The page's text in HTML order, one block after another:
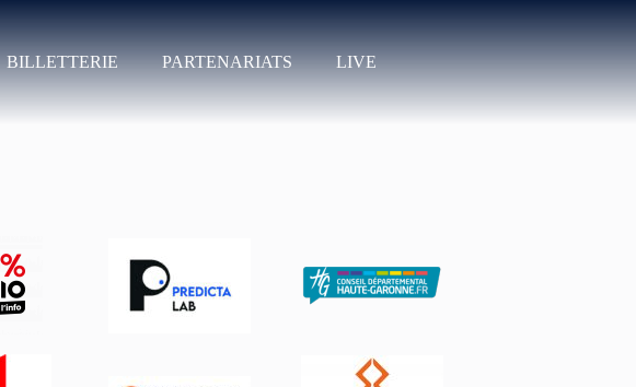
BILLETTERIE PARTENARIATS LIVE